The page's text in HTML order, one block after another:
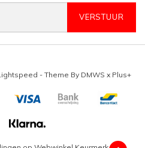
VERSTUUR
- Theme By DMWS x Plus+